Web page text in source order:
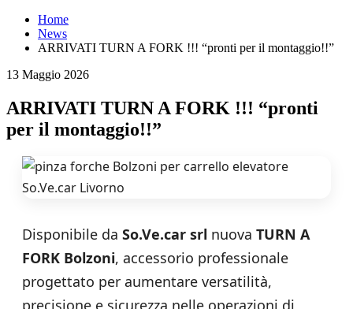
Home
News
ARRIVATI TURN A FORK !!! “pronti per il montaggio!!”
13 Maggio 2026
ARRIVATI TURN A FORK !!! “pronti
per il montaggio!!”
Disponibile da So.Ve.car srl nuova TURN A
FORK Bolzoni, accessorio professionale
progettato per aumentare versatilità,
precisione e sicurezza nelle operazioni di